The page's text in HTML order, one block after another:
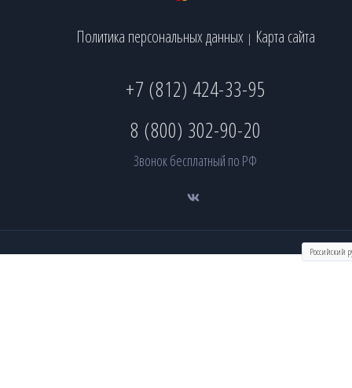
Политика персональных данных | Карта сайта
+7 (812) 424-33-95
8 (800) 302-90-20
Звонок бесплатный по РФ